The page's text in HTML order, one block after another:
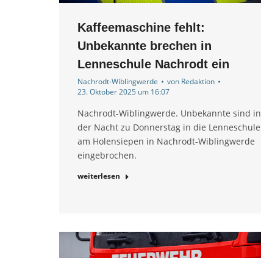
Kaffeemaschine fehlt:
Unbekannte brechen in
Lenneschule Nachrodt ein
Nachrodt-Wiblingwerde von Redaktion
23. Oktober 2025 um 16:07
Nachrodt-Wiblingwerde. Unbekannte sind in
der Nacht zu Donnerstag in die Lenneschule
am Holensiepen in Nachrodt-Wiblingwerde
eingebrochen.
weiterlesen